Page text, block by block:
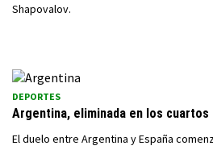
Shapovalov.
DEPORTES
Argentina, eliminada en los cuartos
El duelo entre Argentina y España